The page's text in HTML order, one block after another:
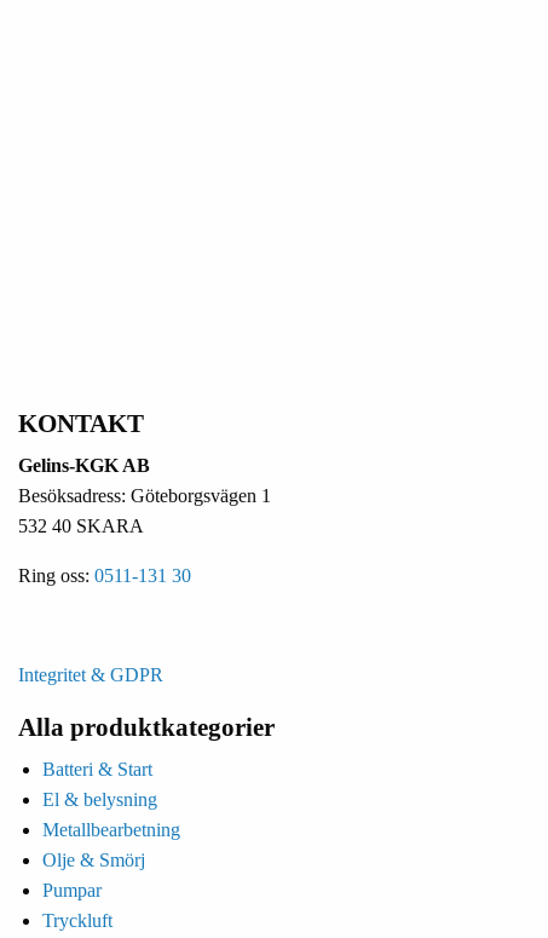
KONTAKT
Gelins-KGK AB
Besöksadress: Göteborgsvägen 1
532 40 SKARA
Ring oss: 0511-131 30
Integritet & GDPR
Alla produktkategorier
Batteri & Start
El & belysning
Metallbearbetning
Olje & Smörj
Pumpar
Tryckluft